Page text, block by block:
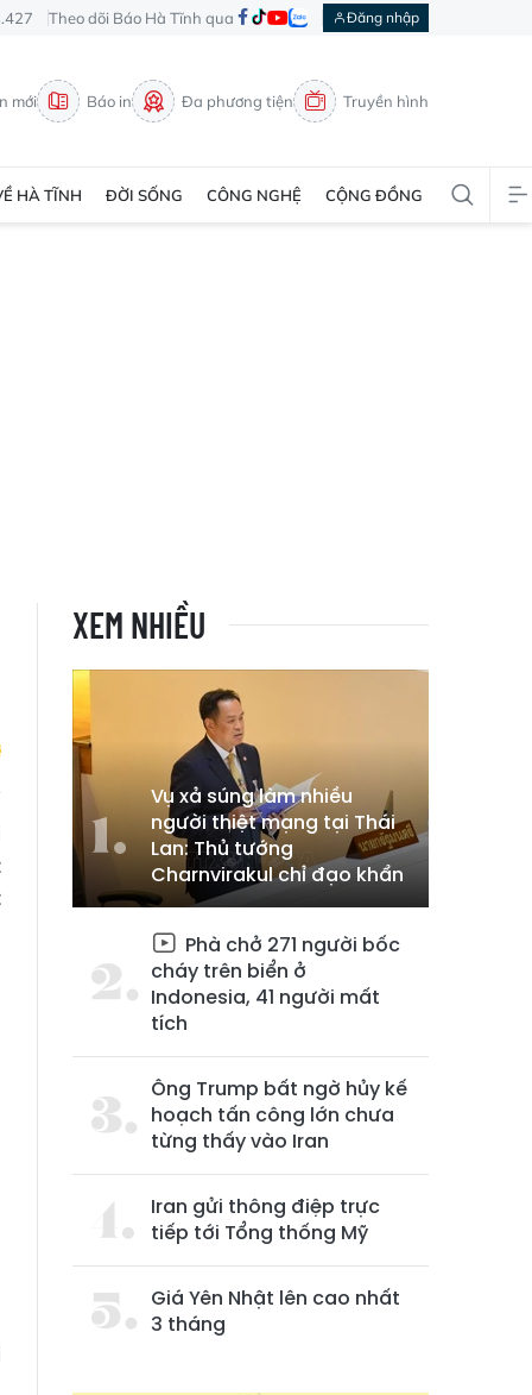
Theo dõi Báo Hà Tĩnh qua Đăng nhập
mới Báo in Đa phương tiện Truyền hình
HÀ TĨNH ĐỜI SỐNG CÔNG NGHỆ CỘNG ĐỒNG
XEM NHIỀU
Vụ xả súng làm nhiều
người thiệt mạng tại Thái
Lan: Thủ tướng
Charnvirakul chỉ đạo khẩn
Phà chở 271 người bốc
cháy trên biển ở
Indonesia, 41 người mất
tích
Ông Trump bất ngờ hủy kế
hoạch tấn công lớn chưa
từng thấy vào Iran
Iran gửi thông điệp trực
tiếp tới Tổng thống Mỹ
Giá Yên Nhật lên cao nhất
3 tháng